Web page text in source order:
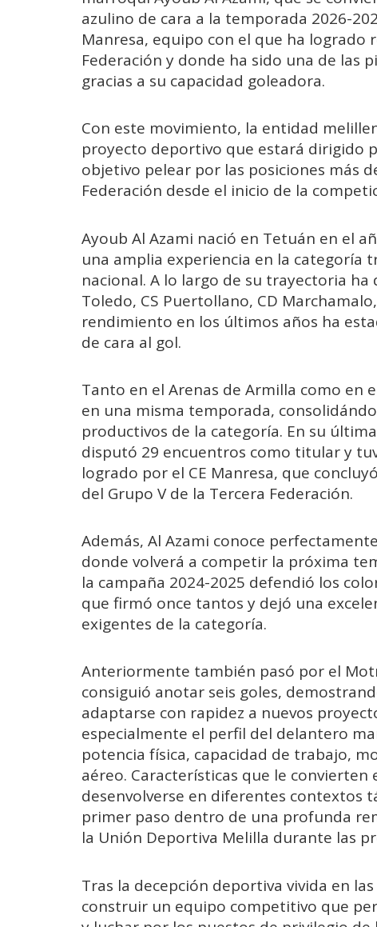
azulino de cara a la temporada 2026-
Manresa, equipo con el que ha logrado
Federación y donde ha sido una de las
gracias a su capacidad goleadora.
Con este movimiento, la entidad
proyecto deportivo que estará dirigido
objetivo pelear por las posiciones más
Federación desde el inicio de la
Ayoub Al Azami nació en Tetuán en el
una amplia experiencia en la
nacional. A lo largo de su trayectoria
Toledo, CS Puertollano, CD
rendimiento en los últimos años ha
de cara al gol.
Tanto en el Arenas de Armilla como en
en una misma temporada,
productivos de la categoría. En su
disputó 29 encuentros como titular y
logrado por el CE Manresa, que
del Grupo V de la Tercera Federación.
Además, Al Azami conoce
donde volverá a competir la próxima
la campaña 2024-2025 defendió los
que firmó once tantos y dejó una
exigentes de la categoría.
Anteriormente también pasó por el
consiguió anotar seis goles,
adaptarse con rapidez a nuevos
especialmente el perfil del delantero
potencia física, capacidad de trabajo,
aéreo. Características que le
desenvolverse en diferentes contextos
primer paso dentro de una profunda
la Unión Deportiva Melilla durante las
Tras la decepción deportiva vivida en
construir un equipo competitivo que